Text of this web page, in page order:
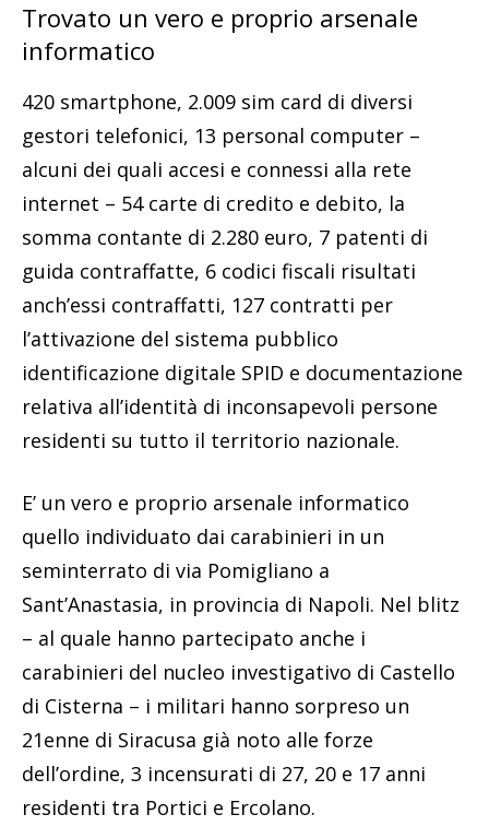
Trovato un vero e proprio arsenale
informatico
420 smartphone, 2.009 sim card di diversi
gestori telefonici, 13 personal computer –
alcuni dei quali accesi e connessi alla rete
internet – 54 carte di credito e debito, la
somma contante di 2.280 euro, 7 patenti di
guida contraffatte, 6 codici fiscali risultati
anch’essi contraffatti, 127 contratti per
l’attivazione del sistema pubblico
identificazione digitale SPID e documentazione
relativa all’identità di inconsapevoli persone
residenti su tutto il territorio nazionale.
E’ un vero e proprio arsenale informatico
quello individuato dai carabinieri in un
seminterrato di via Pomigliano a
Sant’Anastasia, in provincia di Napoli. Nel blitz
– al quale hanno partecipato anche i
carabinieri del nucleo investigativo di Castello
di Cisterna – i militari hanno sorpreso un
21enne di Siracusa già noto alle forze
dell’ordine, 3 incensurati di 27, 20 e 17 anni
residenti tra Portici e Ercolano.